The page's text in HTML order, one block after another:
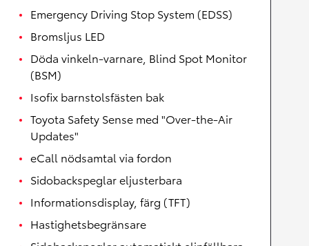
Emergency Driving Stop System (EDSS)
Bromsljus LED
Döda vinkeln-varnare, Blind Spot Monitor
(BSM)
Isofix barnstolsfästen bak
Toyota Safety Sense med "Over-the-Air
Updates"
eCall nödsamtal via fordon
Sidobackspeglar eljusterbara
Informationsdisplay, färg (TFT)
Hastighetsbegränsare